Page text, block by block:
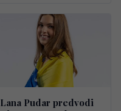
Lana Pudar predvodi